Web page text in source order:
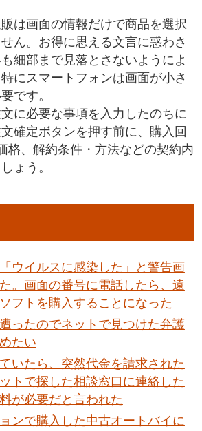
は画面の情報だけで商品を選択
ん。お得に思える文言に惑わさ
細部まで見落とさないようによ
にスマートフォンは画面が小さ
です。
に必要な事項を入力したのちに
確定ボタンを押す前に、購入回
格、解約条件・方法などの契約内
ょう。
ウイルスに感染した」と警告画
。画面の番号に電話したら、遠
フトを購入することになった
ったのでネットで見つけた弁護
たい
いたら、突然代金を請求された
トで探した相談窓口に連絡した
が必要だと言われた
ンで購入した中古オートバイに